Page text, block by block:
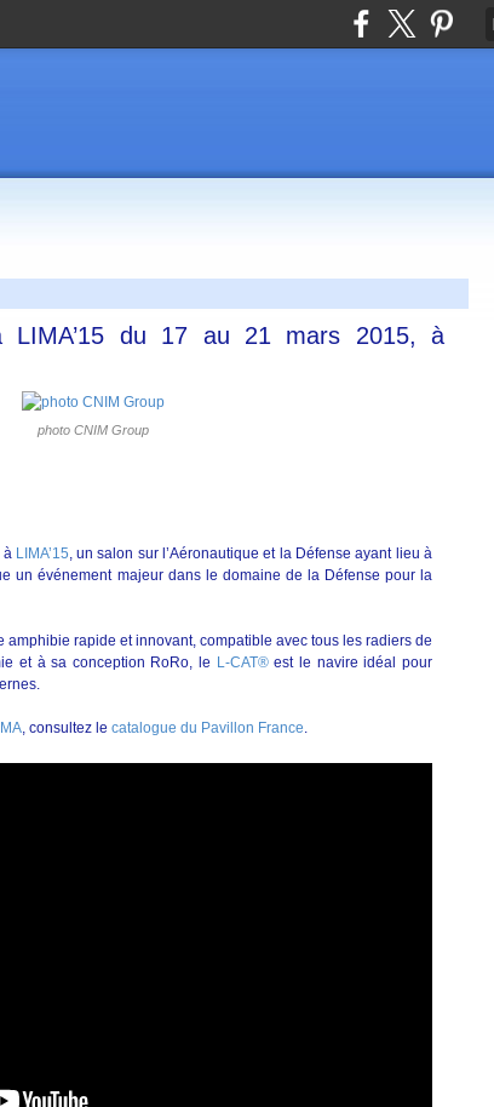
LIMA’15 du 17 au 21 mars 2015, à
photo CNIM Group
à LIMA’15, un salon sur l’Aéronautique et la Défense ayant lieu à
un événement majeur dans le domaine de la Défense pour la
amphibie rapide et innovant, compatible avec tous les radiers de
et à sa conception RoRo, le L-CAT®est le navire idéal pour
, consultez le catalogue du Pavillon France.